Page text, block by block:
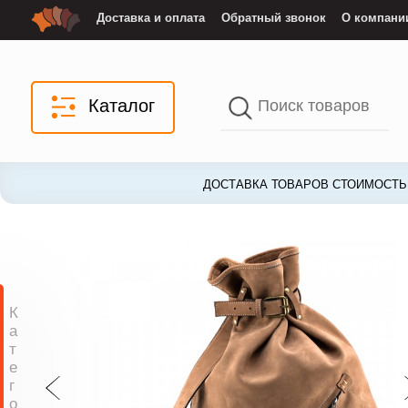
Доставка и оплата Обратный звонок О
Каталог
ДОСТАВКА ТОВАРОВ
К
а
т
е
г
о